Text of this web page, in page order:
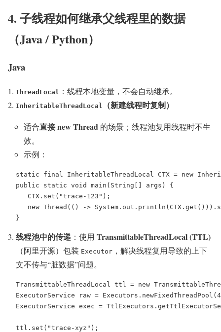
4. 子线程如何继承父线程里的数据
（Java / Python）
Java
ThreadLocal ：线程本地变量，不会自动继承。
InheritableThreadLocal （新建线程时复制）
适合直接 new Thread 的场景；线程池复用线程时不生
效。
示例：
static final InheritableThreadLocal CTX = new
public static void main(String[] args) {
   CTX.set("trace-123");
new Thread(() ->
}
线程池中的传递 ：使用 TransmittableThreadLocal (TTL)
（阿里开源）包装 Executor ，解决线程复用导致的上下
文不传与“脏数据”问题。
TransmittableThreadLocal ttl = new
ExecutorService raw =
ExecutorService exec =
ttl.set("trace-xyz");